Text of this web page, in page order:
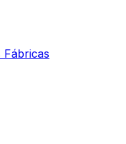
Fábricas